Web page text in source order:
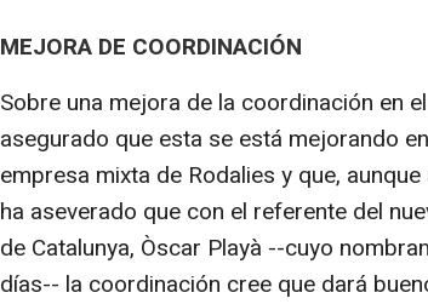
MEJORA DE COORDINACIÓN
Sobre una mejora de la coordinación en
asegurado que esta se está mejorando
empresa mixta de Rodalies y que,
ha aseverado que con el referente del
de Catalunya, Òscar Playà --cuyo
días-- la coordinación cree que dará